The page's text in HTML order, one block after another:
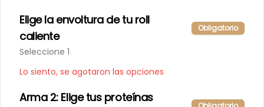
-20%
Nigiri Salmon Flameado (2
base de arroz blanco.
Acompañado con salsa de soya.
$4.800$6.000
Elige la envoltura de tu roll
caliente
Obligatorio
Seleccione 1
Lo siento, se agotaron las opciones
Arma 2: Elige tus proteínas